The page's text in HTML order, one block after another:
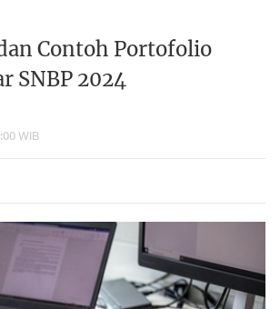
Contoh Portofolio
SNBP 2024
WIB